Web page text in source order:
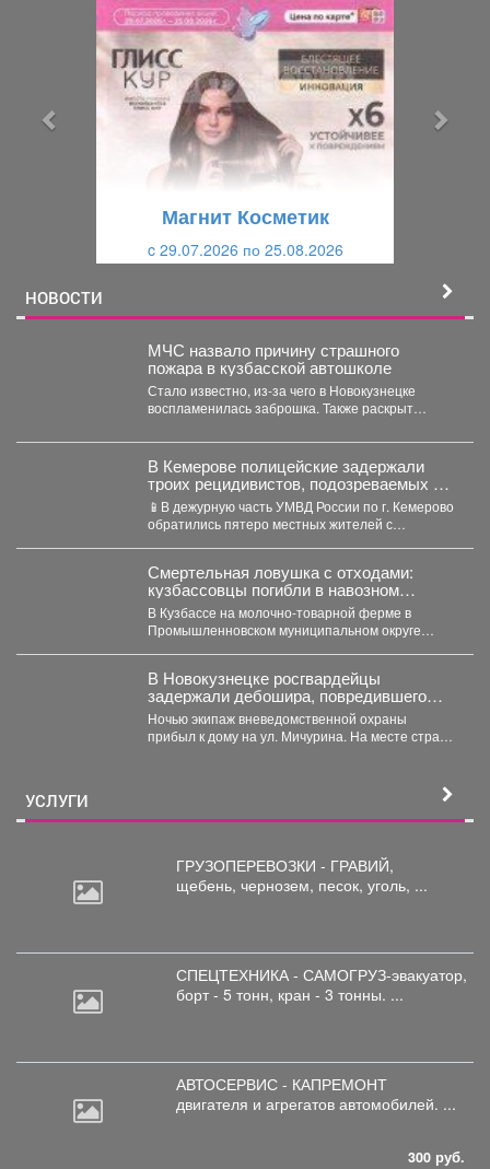
Магнит Косметик
c 29.07.2026 по 25.08.2026
НОВОСТИ
МЧС назвало причину страшного
пожара в кузбасской автошколе
Стало известно, из-за чего в Новокузнецке
воспламенилась заброшка. Также раскрыт
автошкола...
В Кемерове полицейские задержали
троих рецидивистов, подозреваемых в
совершении серии краж
📱В дежурную часть УМВД России по г. Кемерово
обратились пятеро местных жителей с
Смертельная ловушка с отходами:
кузбассовцы погибли в навозном
котловане
В Кузбассе на молочно-товарной ферме в
Промышленновском муниципальном округе
В Новокузнецке росгвардейцы
задержали дебошира, повредившего
окно и дверь квартиры сожительницы
Ночью экипаж вневедомственной охраны
прибыл к дому на ул. Мичурина. На месте стражи
УСЛУГИ
ГРУЗОПЕРЕВОЗКИ - ГРАВИЙ,
щебень, чернозем, песок, уголь, ...
СПЕЦТЕХНИКА - САМОГРУЗ-эвакуатор,
борт - 5 тонн, кран - 3 тонны. ...
АВТОСЕРВИС - КАПРЕМОНТ
двигателя и агрегатов автомобилей. ...
300 руб.